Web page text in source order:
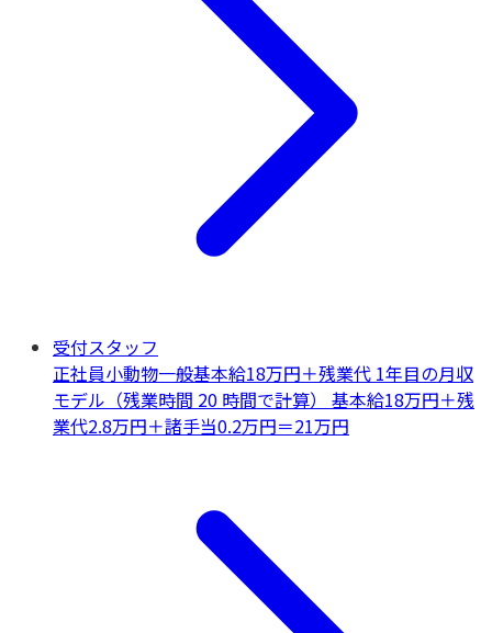
受付スタッフ
正社員小動物一般基本給18万円＋残業代 1年目の月収
モデル（残業時間 20 時間で計算） 基本給18万円＋残
業代2.8万円＋諸手当0.2万円＝21万円